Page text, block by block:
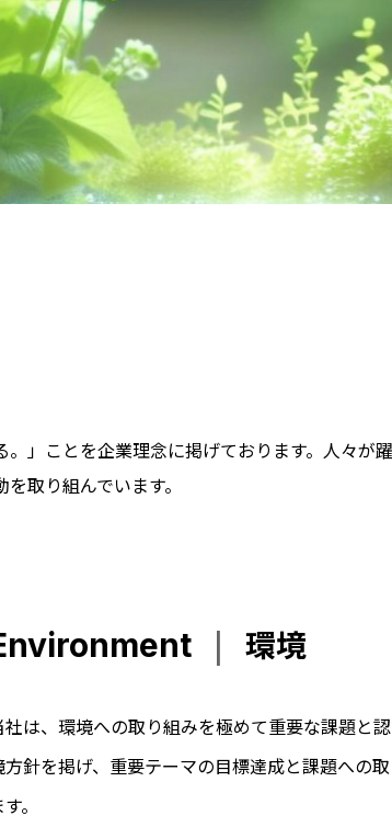
」ことを企業理念に掲げております。人々が
取り組んでいます。
| 環境
社は、環境への取り組みを極めて重要な課題と
方針を掲げ、重要テーマの目標達成と課題への
。